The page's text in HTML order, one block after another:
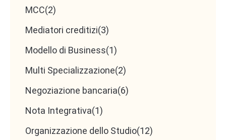
MCC(2)
Mediatori creditizi(3)
Modello di Business(1)
Multi Specializzazione(2)
Negoziazione bancaria(6)
Nota Integrativa(1)
Organizzazione dello Studio(12)